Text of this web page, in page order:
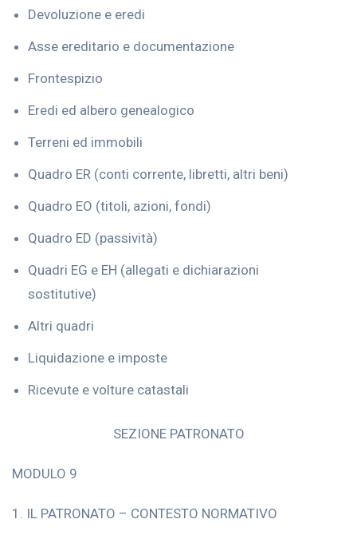
Devoluzione e eredi
Asse ereditario e documentazione
Frontespizio
Eredi ed albero genealogico
Terreni ed immobili
Quadro ER (conti corrente, libretti, altri beni)
Quadro EO (titoli, azioni, fondi)
Quadro ED (passività)
Quadri EG e EH (allegati e dichiarazioni
sostitutive)
Altri quadri
Liquidazione e imposte
Ricevute e volture catastali
SEZIONE PATRONATO
MODULO 9
1. IL PATRONATO – CONTESTO NORMATIVO